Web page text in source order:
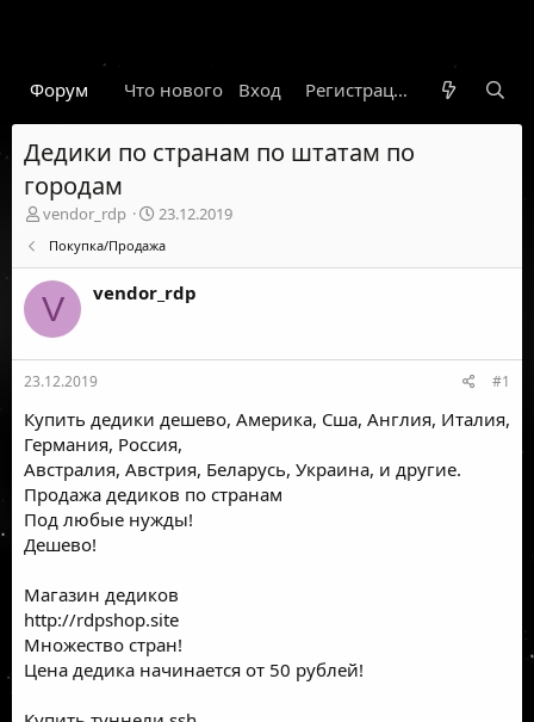
Форум Что нового Гарант Новости
Вход Регистрация
Дедики по странам по штатам по
городам
А
о
р
т
е
м
ы
vendor_rdp
Д
т
н
а
23.12.2019
Покупка/Продажа
V vendor_rdp
23.12.2019 #1
Купить дедики дешево, Америка, Сша, Англия, Италия,
Германия, Россия,
Австралия, Австрия, Беларусь, Украина, и другие.
Продажа дедиков по странам
Под любые нужды!
Дешево!
Магазин дедиков
http://rdpshop.site
Множество стран!
Цена дедика начинается от 50 рублей!